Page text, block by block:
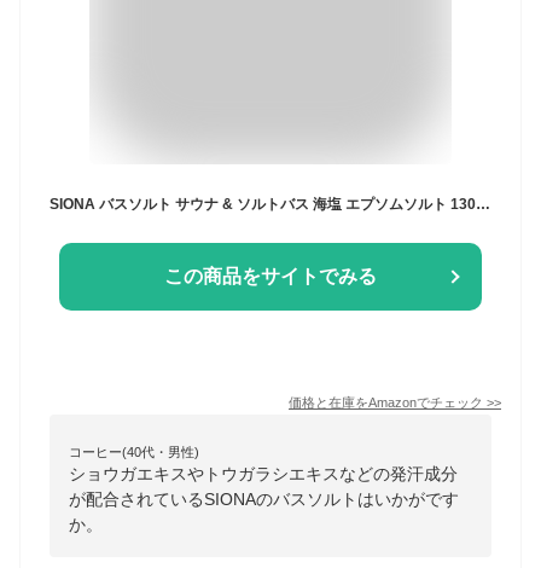
SIONA バスソルト サウナ & ソルトバス 海塩 エプソムソルト 1300g 香り付き 父の日ギフト
この商品をサイトでみる
価格と在庫をAmazonでチェック >>
コーヒー(40代・男性)
ショウガエキスやトウガラシエキスなどの発汗成分
が配合されているSIONAのバスソルトはいかがです
か。